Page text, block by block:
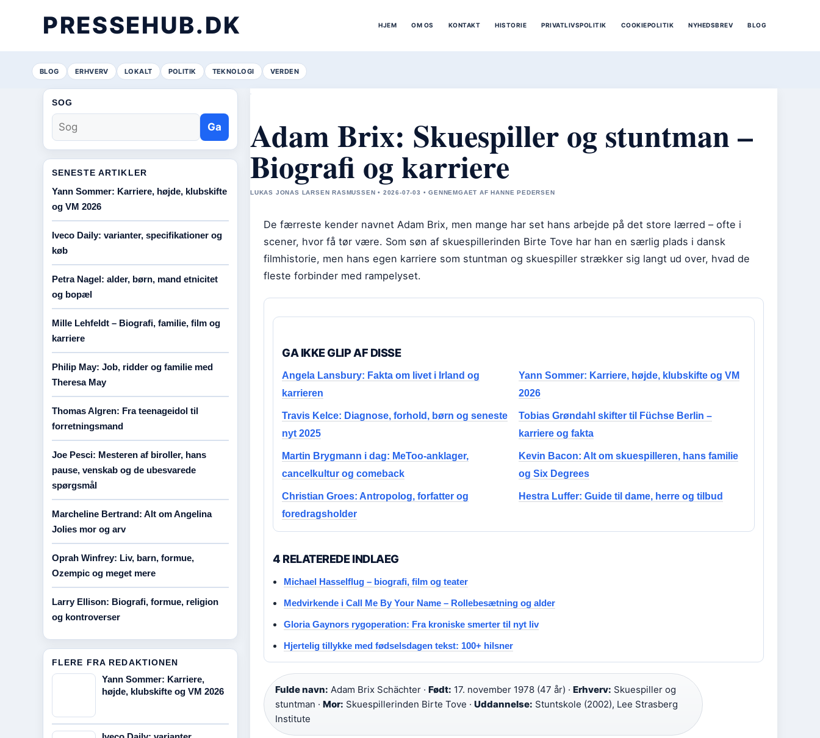
PRESSEHUB.DK HJEM OM OS KONTAKT HISTORIE PRIVATLIVSPOLITIK COOKIEPOLITIK NYHEDSBREV BLOG
BLOG ERHVERV LOKALT POLITIK TEKNOLOGI VERDEN
Adam Brix: Skuespiller og stuntman –
Biografi og karriere
LUKAS JONAS LARSEN RASMUSSEN • 2026-07-03 • GENNEMGAET AF HANNE PEDERSEN
De færreste kender navnet Adam Brix, men mange har set hans arbejde på det store lærred – ofte i
scener, hvor få tør være. Som søn af skuespillerinden Birte Tove har han en særlig plads i dansk
filmhistorie, men hans egen karriere som stuntman og skuespiller strækker sig langt ud over, hvad de
fleste forbinder med rampelyset.
GA IKKE GLIP AF DISSE
Angela Lansbury: Fakta om livet i Irland og
karrieren
Yann Sommer: Karriere, højde, klubskifte og VM
2026
Travis Kelce: Diagnose, forhold, børn og seneste
nyt 2025
Tobias Grøndahl skifter til Füchse Berlin –
karriere og fakta
Martin Brygmann i dag: MeToo-anklager,
cancelkultur og comeback
Kevin Bacon: Alt om skuespilleren, hans familie
og Six Degrees
Christian Groes: Antropolog, forfatter og
foredragsholder
Hestra Luffer: Guide til dame, herre og tilbud
4 RELATEREDE INDLAEG
Michael Hasselflug – biografi, film og teater
Medvirkende i Call Me By Your Name – Rollebesætning og alder
Gloria Gaynors rygoperation: Fra kroniske smerter til nyt liv
Hjertelig tillykke med fødselsdagen tekst: 100+ hilsner
Fulde navn: Adam Brix Schächter · Født: 17. november 1978 (47 år) · Erhverv: Skuespiller og
stuntman · Mor: Skuespillerinden Birte Tove · Uddannelse: Stuntskole (2002), Lee Strasberg
Institute
SOG
Ga
SENESTE ARTIKLER
Yann Sommer: Karriere, højde, klubskifte
og VM 2026
Iveco Daily: varianter, specifikationer og
køb
Petra Nagel: alder, børn, mand etnicitet
og bopæl
Mille Lehfeldt – Biografi, familie, film og
karriere
Philip May: Job, ridder og familie med
Theresa May
Thomas Algren: Fra teenageidol til
forretningsmand
Joe Pesci: Mesteren af biroller, hans
pause, venskab og de ubesvarede
spørgsmål
Marcheline Bertrand: Alt om Angelina
Jolies mor og arv
Oprah Winfrey: Liv, barn, formue,
Ozempic og meget mere
Larry Ellison: Biografi, formue, religion
og kontroverser
FLERE FRA REDAKTIONEN
Yann Sommer: Karriere,
højde, klubskifte og VM 2026